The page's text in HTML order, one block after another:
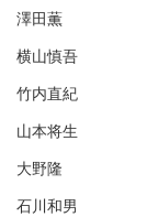
澤田薫
横山慎吾
竹内直紀
山本将生
大野隆
石川和男